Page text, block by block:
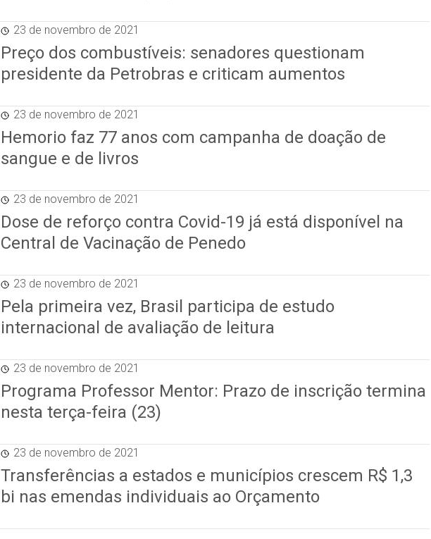
23 de novembro de 2021
Preço dos combustíveis: senadores questionam
presidente da Petrobras e criticam aumentos
23 de novembro de 2021
Hemorio faz 77 anos com campanha de doação de
sangue e de livros
23 de novembro de 2021
Dose de reforço contra Covid-19 já está disponível na
Central de Vacinação de Penedo
23 de novembro de 2021
Pela primeira vez, Brasil participa de estudo
internacional de avaliação de leitura
23 de novembro de 2021
Programa Professor Mentor: Prazo de inscrição termina
nesta terça-feira (23)
23 de novembro de 2021
Transferências a estados e municípios crescem R$ 1,3
bi nas emendas individuais ao Orçamento